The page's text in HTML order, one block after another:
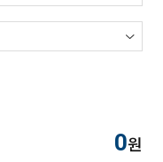
0원